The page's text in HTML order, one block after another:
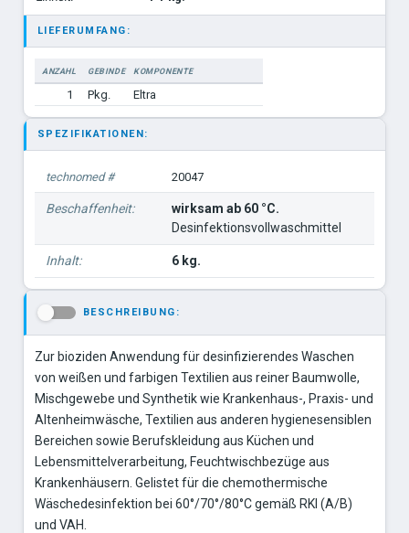
LIEFERUMFANG:
ANZAHL GEBINDE
KOMPONENTE
1
Pkg. Eltra
SPEZIFIKATIONEN:
technomed # 20047
Beschaffenheit:
wirksam ab 60 °C.
Desinfektionsvollwaschmittel
Inhalt: 6 kg.
BESCHREIBUNG:
Zur bioziden Anwendung für desinfizierendes Waschen
von weißen und farbigen Textilien aus reiner Baumwolle,
Mischgewebe und Synthetik wie Krankenhaus-, Praxis- und
Altenheimwäsche, Textilien aus anderen hygienesensiblen
Bereichen sowie Berufskleidung aus Küchen und
Lebensmittelverarbeitung, Feuchtwischbezüge aus
Krankenhäusern. Gelistet für die chemothermische
Wäschedesinfektion bei 60°/70°/80°C gemäß RKI (A/B)
und VAH.